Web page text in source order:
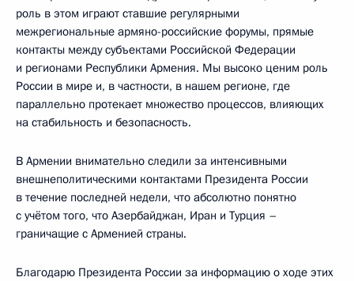
роль в этом играют ставшие регулярными
межрегиональные армяно-российские форумы, прямые
контакты между субъектами Российской Федерации
и регионами Республики Армения. Мы высоко ценим роль
России в мире и, в частности, в нашем регионе, где
параллельно протекает множество процессов, влияющих
на стабильность и безопасность.
В Армении внимательно следили за интенсивными
внешнеполитическими контактами Президента России
в течение последней недели, что абсолютно понятно
с учётом того, что Азербайджан, Иран и Турция –
граничащие с Арменией страны.
Благодарю Президента России за информацию о ходе этих